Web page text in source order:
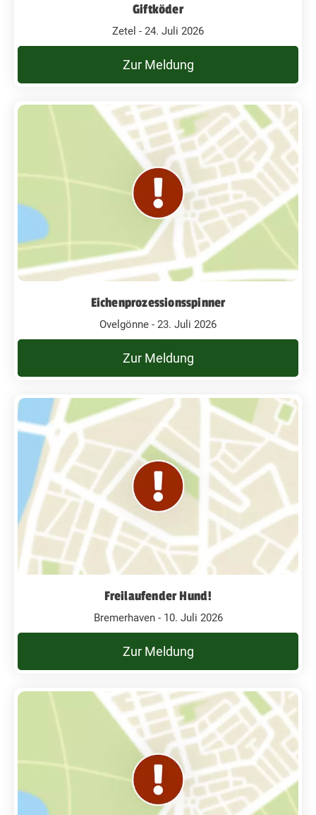
Giftköder
Zetel - 24. Juli 2026
Zur Meldung
Eichenprozessionsspinner
Ovelgönne - 23. Juli 2026
Zur Meldung
Freilaufender Hund!
Bremerhaven - 10. Juli 2026
Zur Meldung